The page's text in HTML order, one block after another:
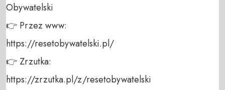
Obywatelski
👉 Przez www:
https://resetobywatelski.pl/
👉 Zrzutka:
https://zrzutka.pl/z/resetobywatelski